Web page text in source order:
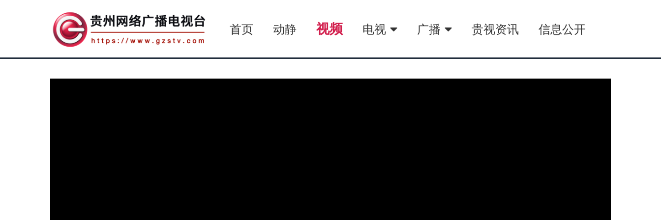
首页 动静 视频 电视 广播 贵视资讯 信息公开